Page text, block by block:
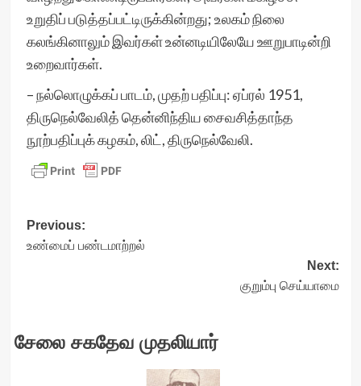
உறுதிப் படுத்தப்பட்டிருக்கின்றது; உலகம் நிலை
கலங்கினாலும் இவர்கள் உன்னடியிலேயே ஊறுபாடின்றி
உறைவார்கள்.
– நல்லொழுக்கப் பாடம், முதற் பதிப்பு: ஏப்ரல் 1951,
திருநெல்வேலித் தென்னிந்திய சைவசித்தாந்த
நூற்பதிப்புக் கழகம், லிட், திருநெல்வேலி.
Post
navigation
Previous:
உண்மைப் பண்டமாற்றல்
Next:
குறும்பு செய்யாமை
சேலை சகதேவ முதலியார்